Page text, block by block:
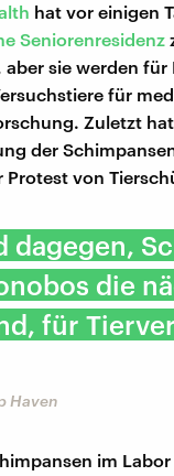
hat vor einigen
Seniorenresidenz
sie werden
für
Zuletzt
der
von
dagegen,
die
für
Haven
im